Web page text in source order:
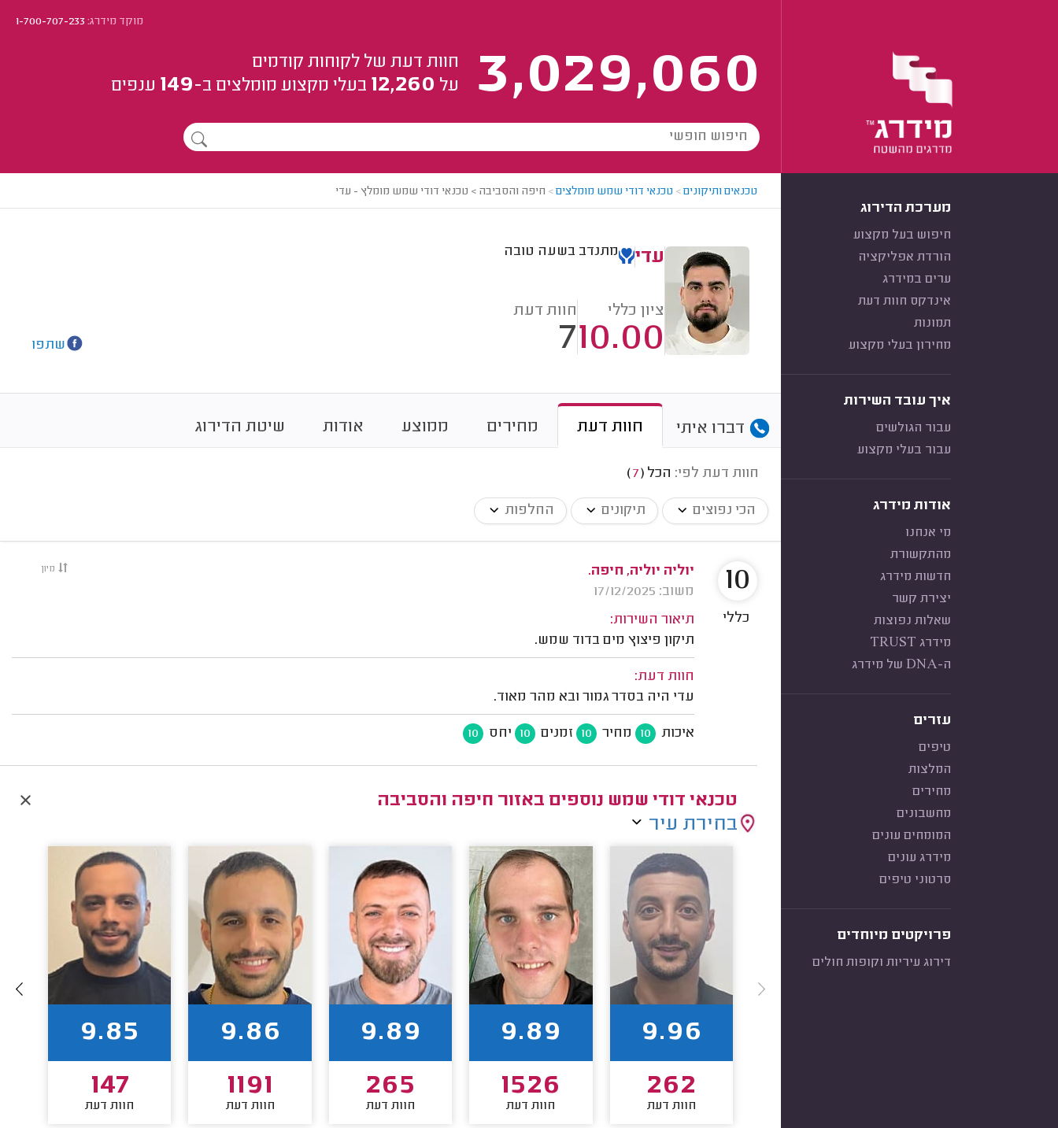
מוקד מידרג:1-700-707-233
3,029,060
חוות דעת של לקוחות קודמים
על 12,260 בעלי מקצוע מומלצים ב-149 ענפים
מערכת הדירוג
חיפוש בעל מקצוע
הורדת אפליקציה
ערים במידרג
אינדקס חוות דעת
תמונות
מחירון בעלי מקצוע
איך עובד השירות
עבור הגולשים
עבור בעלי מקצוע
אודות מידרג
מי אנחנו
מהתקשורת
חדשות מידרג
יצירת קשר
שאלות נפוצות
מידרג TRUST
ה-DNA של מידרג
עזרים
טיפים
המלצות
מחירים
מחשבונים
המומחים עונים
מידרג עונים
סרטוני טיפים
פרויקטים מיוחדים
דירוג עיריות וקופות חולים
טכנאים ותיקונים> טכנאי דודי שמש מומלצים> חיפה והסביבה > טכנאי דודי שמש מומלץ - עדי
עדי מתנדב בשעה טובה
ציון כללי
10.00
חוות דעת
7 שתפו
דברו איתי חוות דעת מחירים ממוצע אודות שיטת הדירוג
חוות דעת לפי: הכל (
7
)
הכי נפוצים תיקונים החלפות
מיון
יוליה יוליה, חיפה.
משוב: 17/12/2025
תיאור השירות:
תיקון פיצוץ מים בדוד שמש.
חוות דעת:
עדי היה בסדר גמור ובא מהר מאוד.
איכות 10 מחיר 10 זמנים 10 יחס 10
10
כללי
טכנאי דודי שמש נוספים באזור חיפה והסביבה
בחירת עיר
9.96
262
חוות דעת
9.89
1526
חוות דעת
9.89
265
חוות דעת
9.86
1191
חוות דעת
9.85
147
חוות דעת